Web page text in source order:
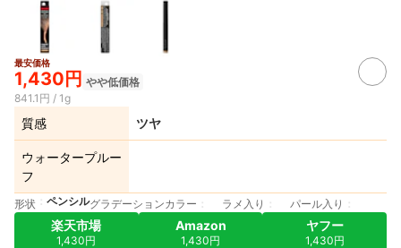
最安価格
1,430円 やや低価格
841.1円 / 1g
質感 ツヤ
ウォータープルー
フ
形状 ペンシルグラデーションカラー ラメ入り パール入り
楽天市場
1,430円
Amazon
1,430円
ヤフー
1,430円